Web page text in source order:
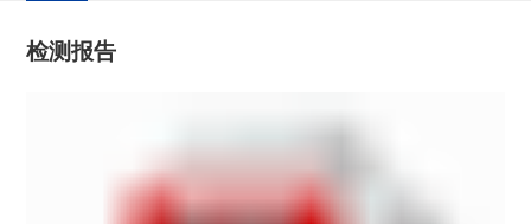
检测报告